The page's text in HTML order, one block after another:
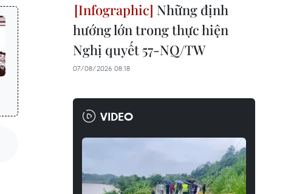
Những định
hướng lớn trong thực hiện
Nghị quyết 57-NQ/TW
07/08/2026 08:18
VIDEO